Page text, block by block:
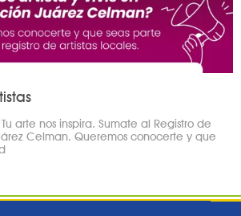
Tu arte nos inspira. Sumate al Registro de
Celman. Queremos conocerte y que